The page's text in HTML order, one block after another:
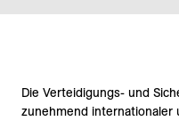
Die Verteidigungs- und
zunehmend